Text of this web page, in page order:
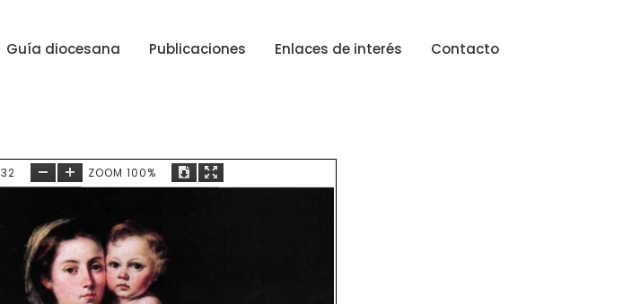
Guía diocesana Publicaciones Enlaces de interés Contacto
32 ZOOM 100%